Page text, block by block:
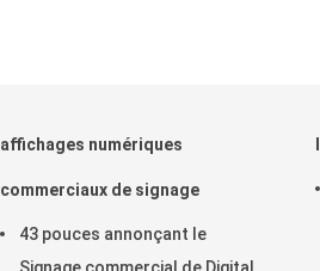
affichages numériques
commerciaux de signage
43 pouces annonçant le